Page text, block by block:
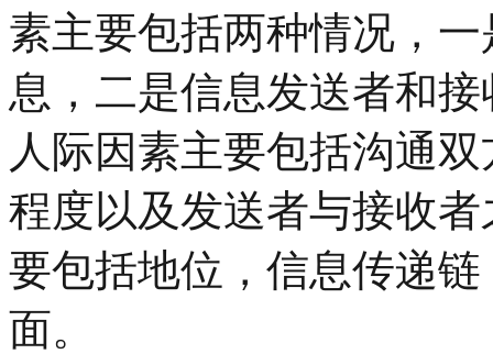
素主要包括两种情况，
息，二是信息发送者和
人际因素主要包括沟通
程度以及发送者与接收
要包括地位，信息传递
面。